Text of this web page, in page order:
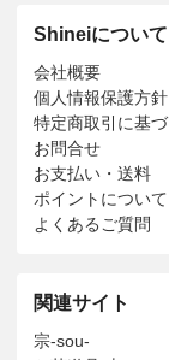
Shineiについて
会社概要
個人情報保護方針
特定商取引に基
お問合せ
お支払い・送料
ポイントについて
よくあるご質問
関連サイト
宗-sou-